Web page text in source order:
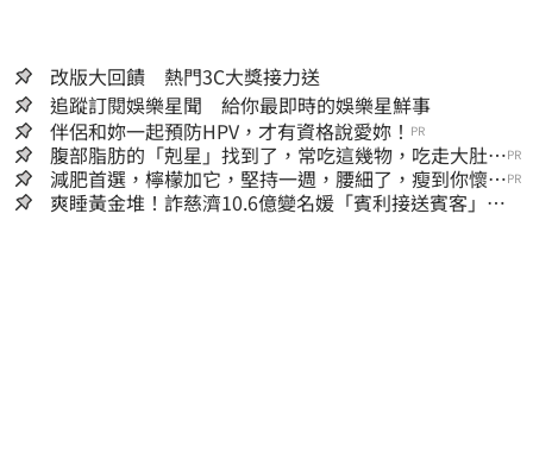
改版大回饋 熱門3C大獎接力送
追蹤訂閱娛樂星聞 給你最即時的娛樂星鮮事
伴侶和妳一起預防HPV，才有資格說愛妳！ PR
腹部脂肪的「剋星」找到了，常吃這幾物，吃走大肚
囊，瘦出小蠻腰
PR
減肥首選，檸檬加它，堅持一週，腰細了，瘦到你懷疑
人生
PR
爽睡黃金堆！詐慈濟10.6億變名媛「賓利接送賓客」女